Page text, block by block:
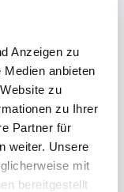
Anzeigen zu
anbieten
zu
zu Ihrer
Partner für
weiter. Unsere
mit
bereitgestellt